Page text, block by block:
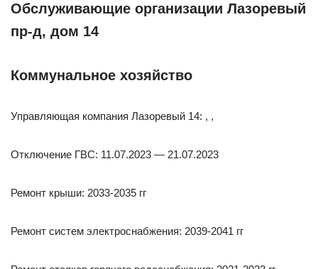
Обслуживающие организации Лазоревый
пр-д, дом 14
Коммунальное хозяйство
Управляющая компания Лазоревый 14: , ,
Отключение ГВС: 11.07.2023 — 21.07.2023
Ремонт крыши: 2033-2035 гг
Ремонт систем электроснабжения: 2039-2041 гг